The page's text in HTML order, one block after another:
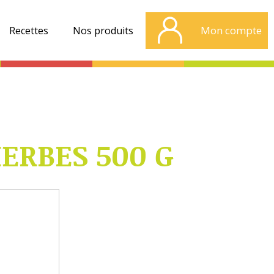
Recettes Nos produits Mon compte
500 G